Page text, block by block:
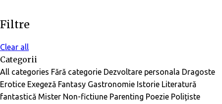
Filtre
Clear all
Categorii
All categories Fără categorie Dezvoltare personala Dragoste
Erotice Exegeză Fantasy Gastronomie Istorie Literatură
fantastică Mister Non-fictiune Parenting Poezie Polițiste